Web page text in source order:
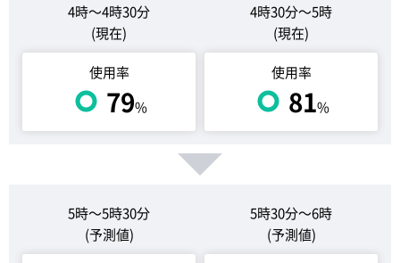
4時～4時30分
(現在)
使用率
79%
4時30分～5時
(現在)
使用率
81%
5時～5時30分
(予測値)
5時30分～6時
(予測値)